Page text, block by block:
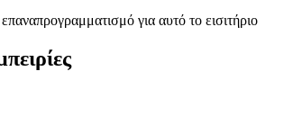
για αυτό το εισιτήριο